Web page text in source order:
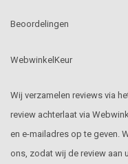
Beoordelingen
WebwinkelKeur
Wij verzamelen reviews via
review achterlaat via
en e-mailadres op te geven.
ons, zodat wij de review aan